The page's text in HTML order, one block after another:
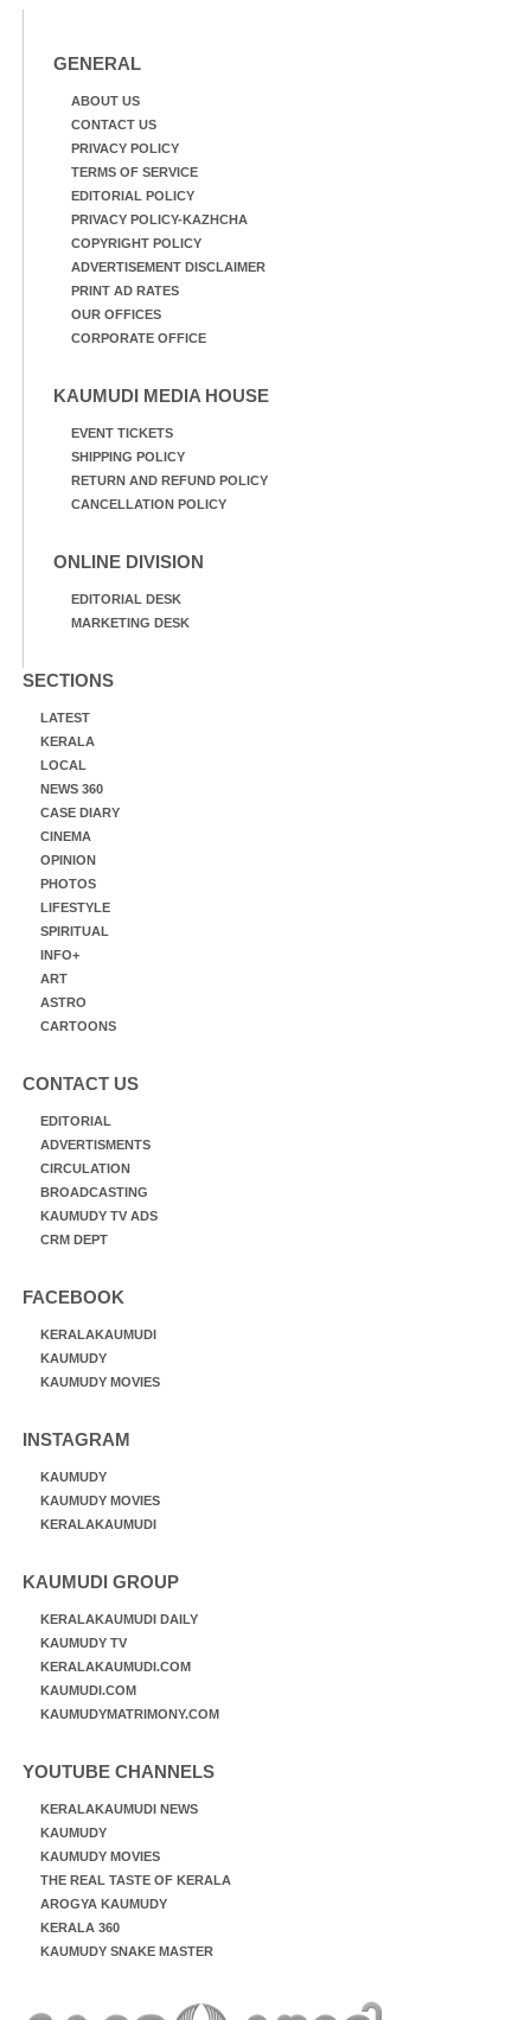
GENERAL
ABOUT US
CONTACT US
PRIVACY POLICY
TERMS OF SERVICE
EDITORIAL POLICY
PRIVACY POLICY-KAZHCHA
COPYRIGHT POLICY
ADVERTISEMENT DISCLAIMER
PRINT AD RATES
OUR OFFICES
CORPORATE OFFICE
KAUMUDI MEDIA HOUSE
EVENT TICKETS
SHIPPING POLICY
RETURN AND REFUND POLICY
CANCELLATION POLICY
ONLINE DIVISION
EDITORIAL DESK
MARKETING DESK
SECTIONS
LATEST
KERALA
LOCAL
NEWS 360
CASE DIARY
CINEMA
OPINION
PHOTOS
LIFESTYLE
SPIRITUAL
INFO+
ART
ASTRO
CARTOONS
CONTACT US
EDITORIAL
ADVERTISMENTS
CIRCULATION
BROADCASTING
KAUMUDY TV ADS
CRM DEPT
FACEBOOK
KERALAKAUMUDI
KAUMUDY
KAUMUDY MOVIES
INSTAGRAM
KAUMUDY
KAUMUDY MOVIES
KERALAKAUMUDI
KAUMUDI GROUP
KERALAKAUMUDI DAILY
KAUMUDY TV
KERALAKAUMUDI.COM
KAUMUDI.COM
KAUMUDYMATRIMONY.COM
YOUTUBE CHANNELS
KERALAKAUMUDI NEWS
KAUMUDY
KAUMUDY MOVIES
THE REAL TASTE OF KERALA
AROGYA KAUMUDY
KERALA 360
KAUMUDY SNAKE MASTER